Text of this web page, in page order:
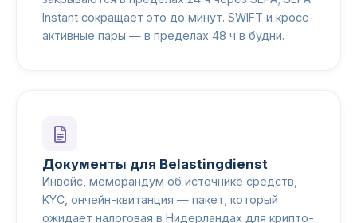
Instant сокращает это до минут. SWIFT и кросс-
активные пары — в пределах 48 ч в будни.
Документы для Belastingdienst
Инвойс, меморандум об источнике средств,
KYC, ончейн-квитанция — пакет, который
ожидает налоговая в Нидерландах для крипто-